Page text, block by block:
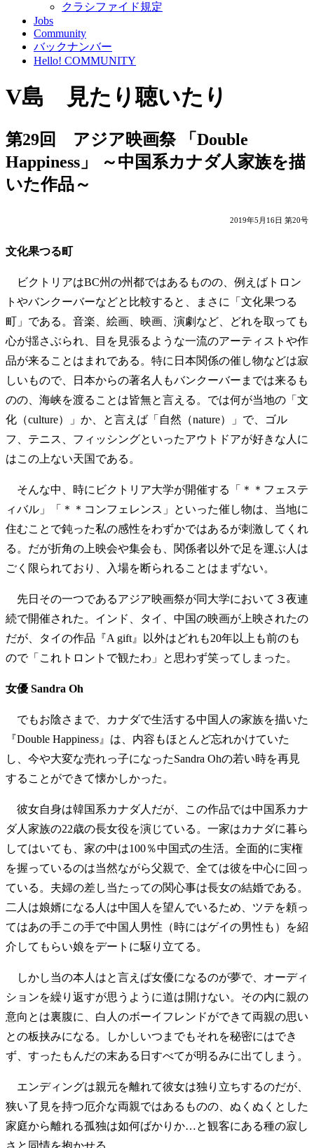
クラシファイド規定
Jobs
Community
バックナンバー
Hello! COMMUNITY
V島 見たり聴いたり
第29回 アジア映画祭 「Double
Happiness」 ～中国系カナダ人家族を描
いた作品～
2019年5月16日 第20号
文化果つる町
ビクトリアはBC州の州都ではあるものの、例えばトロン
トやバンクーバーなどと比較すると、まさに「文化果つる
町」である。音楽、絵画、映画、演劇など、どれを取っても
心が揺さぶられ、目を見張るような一流のアーティストや作
品が来ることはまれである。特に日本関係の催し物などは寂
しいもので、日本からの著名人もバンクーバーまでは来るも
のの、海峡を渡ることは皆無と言える。では何が当地の「文
化（culture）」か、と言えば「自然（nature）」で、ゴル
フ、テニス、フィッシングといったアウトドアが好きな人に
はこの上ない天国である。
そんな中、時にビクトリア大学が開催する「＊＊フェステ
ィバル」「＊＊コンフェレンス」といった催し物は、当地に
住むことで鈍った私の感性をわずかではあるが刺激してくれ
る。だが折角の上映会や集会も、関係者以外で足を運ぶ人は
ごく限られており、入場を断られることはまずない。
先日その一つであるアジア映画祭が同大学において３夜連
続で開催された。インド、タイ、中国の映画が上映されたの
だが、タイの作品『A gift』以外はどれも20年以上も前のも
ので「これトロントで観たわ」と思わず笑ってしまった。
女優 Sandra Oh
でもお陰さまで、カナダで生活する中国人の家族を描いた
『Double Happiness』は、内容もほとんど忘れかけていた
し、今や大変な売れっ子になったSandra Ohの若い時を再見
することができて懐かしかった。
彼女自身は韓国系カナダ人だが、この作品では中国系カナ
ダ人家族の22歳の長女役を演じている。一家はカナダに暮ら
してはいても、家の中は100％中国式の生活。全面的に実権
を握っているのは当然ながら父親で、全ては彼を中心に回っ
ている。夫婦の差し当たっての関心事は長女の結婚である。
二人は娘婿になる人は中国人を望んでいるため、ツテを頼っ
てはあの手この手で中国人男性（時にはゲイの男性も）を紹
介してもらい娘をデートに駆り立てる。
しかし当の本人はと言えば女優になるのが夢で、オーディ
ションを繰り返すが思うように道は開けない。その内に親の
意向とは裏腹に、白人のボーイフレンドができて両親の思い
との板挟みになる。しかしいつまでもそれを秘密にはでき
ず、すったもんだの末ある日すべてが明るみに出てしまう。
エンディングは親元を離れて彼女は独り立ちするのだが、
狭い了見を持つ厄介な両親ではあるものの、ぬくぬくとした
家庭から離れる孤独は如何ばかりか…と観客にある種の寂し
さと同情を抱かせる。